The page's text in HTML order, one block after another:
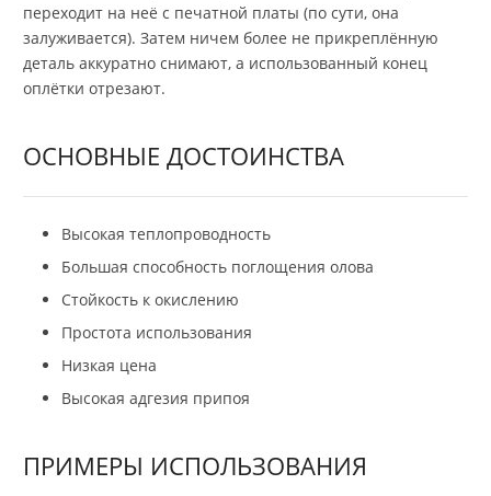
переходит на неё с печатной платы (по сути, она
залуживается). Затем ничем более не прикреплённую
деталь аккуратно снимают, а использованный конец
оплётки отрезают.
ОСНОВНЫЕ ДОСТОИНСТВА
Высокая теплопроводность
Большая способность поглощения олова
Стойкость к окислению
Простота использования
Низкая цена
Высокая адгезия припоя
ПРИМЕРЫ ИСПОЛЬЗОВАНИЯ